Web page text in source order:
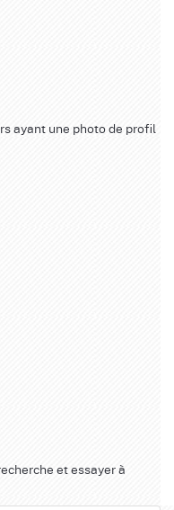
ayant une photo de profil
et essayer à